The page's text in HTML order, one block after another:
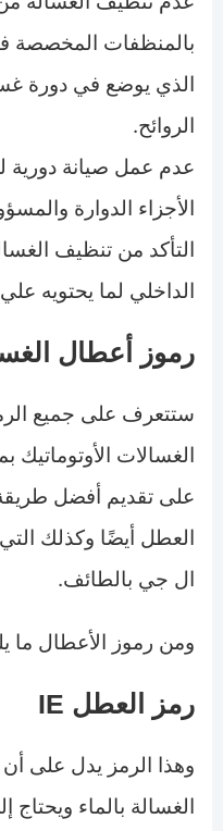
بالمنظفات المخصصة
الذي يوضع في دورة
الروائح.
عدم عمل صيانة دورية
الأجزاء الدوارة
التأكد من تنظيف
الداخلي لما يحتويه
رموز أعطال
ستتعرف على جميع
الغسالات الأوتوماتيك
على تقديم أفضل
العطل أيضًا وكذلك
ال جي بالطائف.
ومن رموز الأعطال ما
رمز العطل IE
وهذا الرمز يدل على
الغسالة بالماء